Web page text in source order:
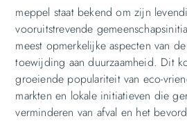
meppel staat bekend om zijn
vooruitstrevende
meest opmerkelijke aspecten van
toewijding aan duurzaamheid. Dit
groeiende populariteit van eco-
markten en lokale initiatieven die
verminderen van afval en het